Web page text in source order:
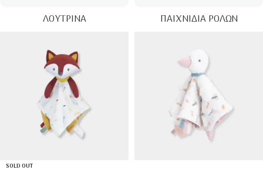
ΛΟΎΤΡΙΝΑ ΠΑΙΧΝΊΔΙΑ ΡΌΛΩΝ
SOLD OUT